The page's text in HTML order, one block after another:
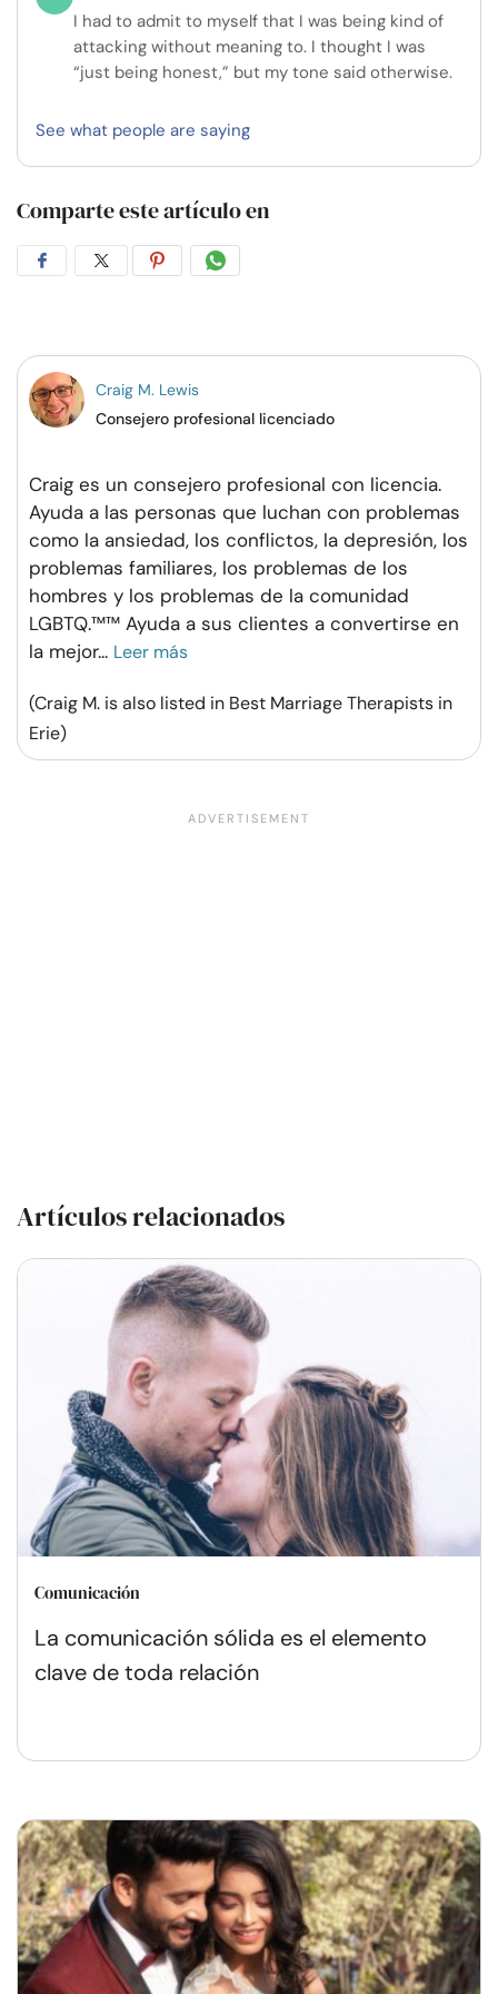
I had to admit to myself that I was being kind of
attacking without meaning to. I thought I was
“just being honest,” but my tone said otherwise.
See what people are saying
Comparte este artículo en
CompartirCompartirCompartirCompartir
Craig M. Lewis
Consejero profesional licenciado
Craig es un consejero profesional con licencia.
Ayuda a las personas que luchan con problemas
como la ansiedad, los conflictos, la depresión, los
problemas familiares, los problemas de los
hombres y los problemas de la comunidad
LGBTQ.™™ Ayuda a sus clientes a convertirse en
la mejor... Leer más
(Craig M. is also listed in Best Marriage Therapists in
Erie)
Artículos relacionados
Comunicación
La comunicación sólida es el elemento
clave de toda relación